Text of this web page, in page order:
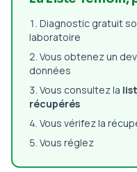
Diagnostic gratuit
laboratoire
Vous obtenez un
données
Vous consultez la
récupérés
Vous vérifez la
Vous réglez